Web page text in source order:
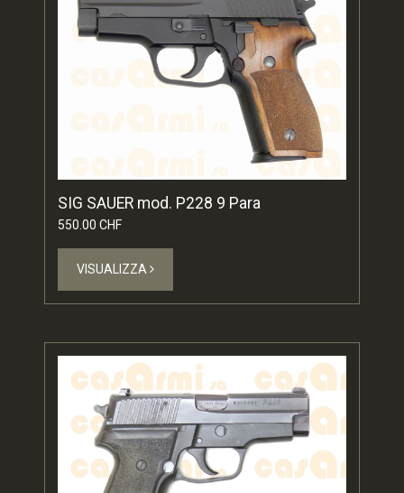
SIG SAUER mod. P228 9 Para
550.00 CHF
VISUALIZZA